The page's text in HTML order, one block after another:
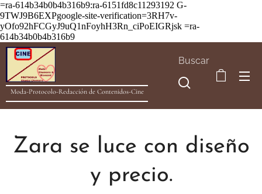
=ra-614b34b0b4b316b9:ra-6151fd8c11293192 G-
9TWJ9B6EXPgoogle-site-verification=3RH7v-
yOfo92hFCGyJ9uQ1nFoyhH3Rn_ciPoEIGRjsk =ra-
614b34b0b4b316b9
Moda-Protocolo-Redacción de Contenidos-Cine
Buscar
Zara se luce con diseño
y precio.